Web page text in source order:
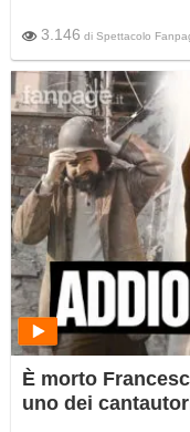
3.146 di Spettacolo
È morto
uno dei